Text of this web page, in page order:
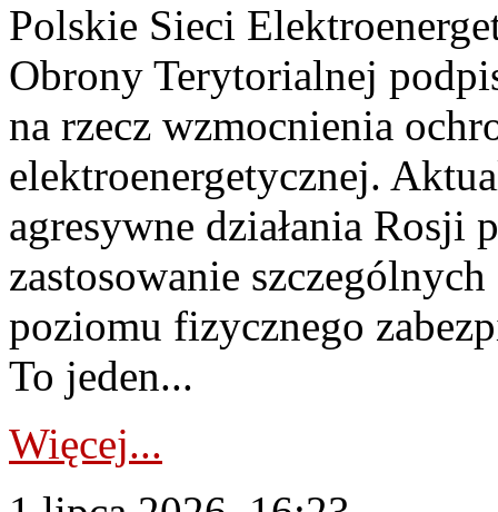
Polskie Sieci
Obrony Terytorialnej
na rzecz wzmocnienia
elektroenergetycznej.
agresywne działania Rosji
zastosowanie
poziomu fizycznego
To jeden...
Więcej...